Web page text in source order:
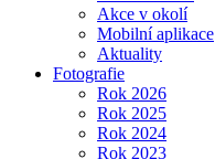
Akce v okolí
Mobilní aplikace
Aktuality
Fotografie
Rok 2026
Rok 2025
Rok 2024
Rok 2023